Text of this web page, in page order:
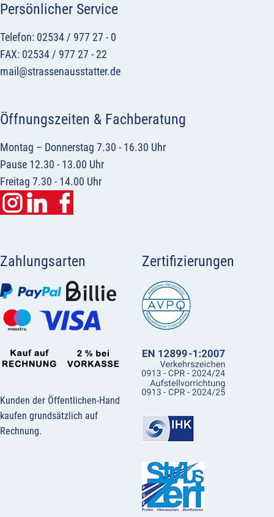
Persönlicher Service
Telefon: 02534 / 977 27 - 0
FAX: 02534 / 977 27 - 22
mail@strassenausstatter.de
Öffnungszeiten & Fachberatung
Montag – Donnerstag 7.30 - 16.30 Uhr
Pause 12.30 - 13.00 Uhr
Freitag 7.30 - 14.00 Uhr
Zahlungsarten
Kunden der Öffentlichen-Hand
kaufen grundsätzlich auf
Rechnung.
Zertifizierungen